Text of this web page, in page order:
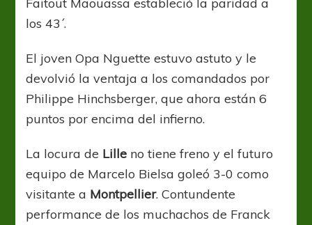
Faitout Maouassa estableció la paridad a
los 43´.
El joven Opa Nguette estuvo astuto y le
devolvió la ventaja a los comandados por
Philippe Hinchsberger, que ahora están 6
puntos por encima del infierno.
La locura de Lille no tiene freno y el futuro
equipo de Marcelo Bielsa goleó 3-0 como
visitante a Montpellier. Contundente
performance de los muchachos de Franck